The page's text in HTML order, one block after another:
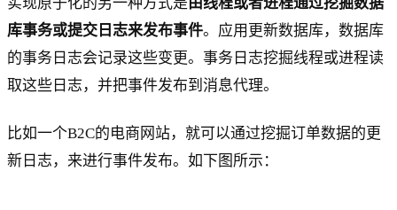
库事务或提交日志来发布事件。应用更新数据库，数据库
的事务日志会记录这些变更。事务日志挖掘线程或进程读
取这些日志，并把事件发布到消息代理。
比如一个B2C的电商网站，就可以通过挖掘订单数据的更
新日志，来进行事件发布。如下图所示：